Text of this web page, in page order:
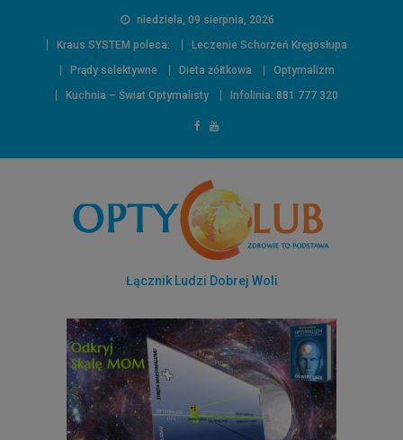
niedziela, 09 sierpnia, 2026
Kraus SYSTEM poleca:
Leczenie Schorzeń Kręgosłupa
Prądy selektywne
Dieta żółtkowa
Optymalizm
Kuchnia – Świat Optymalisty
Infolinia: 881 777 320
Łącznik Ludzi Dobrej Woli